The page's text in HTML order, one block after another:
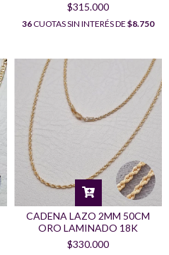
$315.000
36CUOTAS SIN INTERÉS DE $8.750
CADENA LAZO 2MM 50CM
ORO LAMINADO 18K
$330.000